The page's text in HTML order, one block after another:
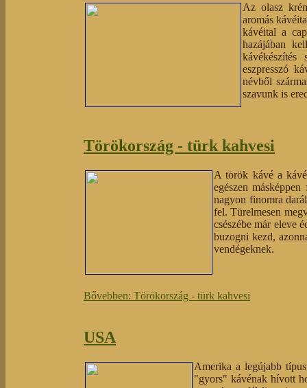
Az olasz
aromás
kávéital a
hazájában
eszpresszó
névből
szavunk is
Törökország - türk kahvesi
A török kávé a
egészen
nagyon finomra
fel. Türelmesen
csészébe már eleve
buzogni kezd,
vendégeknek.
Bővebben: Törökország - türk kahvesi
USA
Amerika a legújabb
"gyors" kávénak hívott